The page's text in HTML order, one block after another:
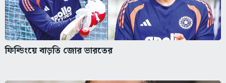
ফিল্ডিংয়ে বাড়তি জোর ভারতের